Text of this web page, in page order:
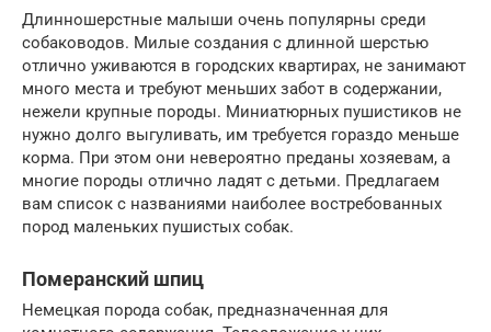
Длинношерстные малыши очень популярны среди
собаководов. Милые создания с длинной шерстью
отлично уживаются в городских квартирах, не занимают
много места и требуют меньших забот в содержании,
нежели крупные породы. Миниатюрных пушистиков не
нужно долго выгуливать, им требуется гораздо меньше
корма. При этом они невероятно преданы хозяевам, а
многие породы отлично ладят с детьми. Предлагаем
вам список с названиями наиболее востребованных
пород маленьких пушистых собак.
Померанский шпиц
Немецкая порода собак, предназначенная для